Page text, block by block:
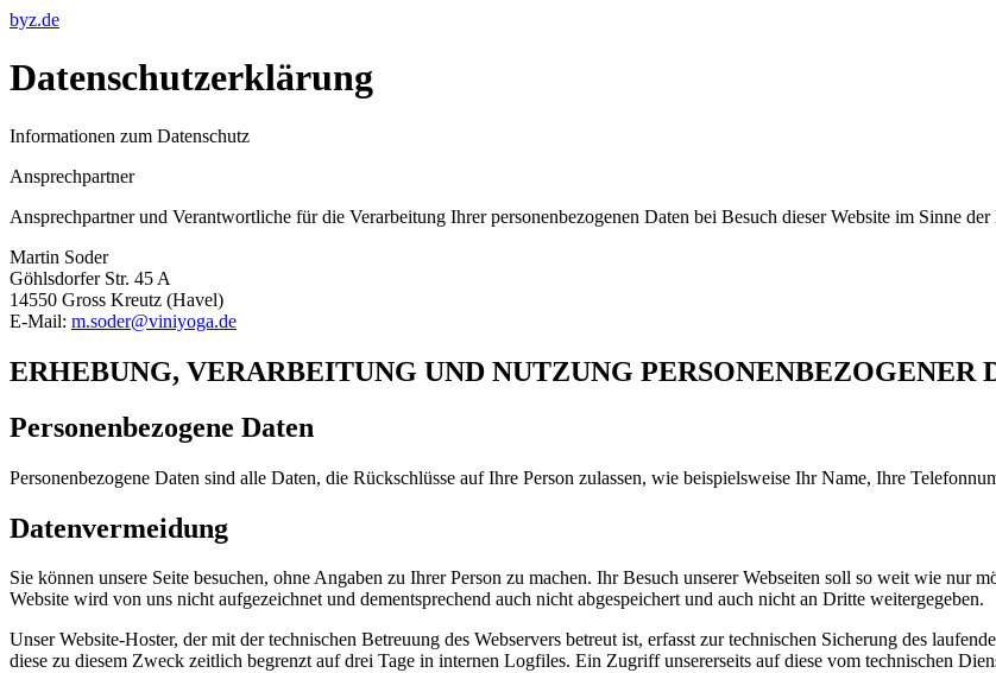
byz.de
Datenschutzerklärung
Informationen zum Datenschutz
Ansprechpartner
Ansprechpartner und Verantwortliche für die Verarbeitung Ihrer personenbezogenen Daten bei Besuch dieser Website im Sinne
Martin Soder
Göhlsdorfer Str. 45 A
14550 Gross Kreutz (Havel)
E-Mail: m.soder@viniyoga.de
ERHEBUNG, VERARBEITUNG UND NUTZUNG PERSONENBEZOGENER
Personenbezogene Daten
Personenbezogene Daten sind alle Daten, die Rückschlüsse auf Ihre Person zulassen, wie beispielsweise Ihr Name, Ihre
Datenvermeidung
Sie können unsere Seite besuchen, ohne Angaben zu Ihrer Person zu machen. Ihr Besuch unserer Webseiten soll so weit wie nur
Website wird von uns nicht aufgezeichnet und dementsprechend auch nicht abgespeichert und auch nicht an Dritte weitergegeben.
Unser Website-Hoster, der mit der technischen Betreuung des Webservers betreut ist, erfasst zur technischen Sicherung des
diese zu diesem Zweck zeitlich begrenzt auf drei Tage in internen Logfiles. Ein Zugriff unsererseits auf diese vom technischen